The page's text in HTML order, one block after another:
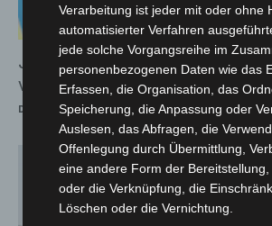
Jugendliche stehlen Linienbus
verursachen Unfälle
Die Redaktion - 26. Juni 2026
Verarbeitung ist jeder mit oder ohne
automatisierter Verfahren
jede solche Vorgangsreihe im
personenbezogenen Daten wie das
Erfassen, die Organisation, das
Speicherung, die Anpassung oder
Auslesen, das Abfragen, die
Offenlegung durch Übermittlung,
eine andere Form der Bereitstellung,
oder die Verknüpfung, die
Löschen oder die Vernichtung.